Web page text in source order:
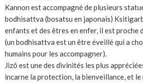
Kannon est accompagné de plusieurs
bodhisattva (bosatsu en japonais)
enfants et des êtres en enfer, il est proche
(un bodhisattva est un être éveillé qui a
humains pour les accompagner).
Jizô est une des divinités les plus
incarne la protection, la bienveillance, et